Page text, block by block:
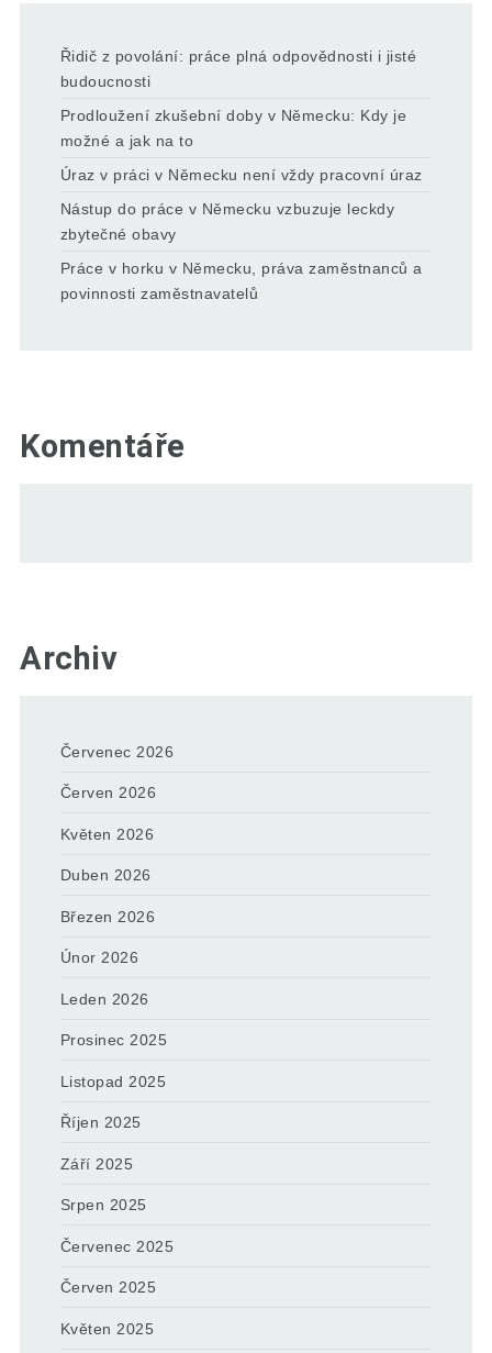
Řidič z povolání: práce plná odpovědnosti i jisté
budoucnosti
Prodloužení zkušební doby v Německu: Kdy je
možné a jak na to
Úraz v práci v Německu není vždy pracovní úraz
Nástup do práce v Německu vzbuzuje leckdy
zbytečné obavy
Práce v horku v Německu, práva zaměstnanců a
povinnosti zaměstnavatelů
Komentáře
Archiv
Červenec 2026
Červen 2026
Květen 2026
Duben 2026
Březen 2026
Únor 2026
Leden 2026
Prosinec 2025
Listopad 2025
Říjen 2025
Září 2025
Srpen 2025
Červenec 2025
Červen 2025
Květen 2025